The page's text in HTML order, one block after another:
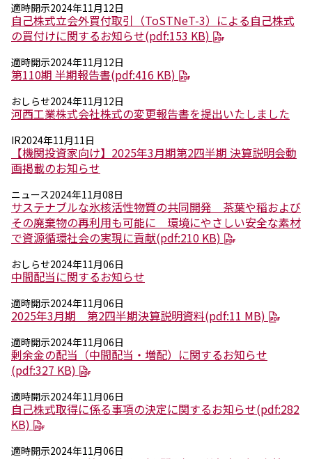
IRライブラリー
個人株主・投資家の皆様へ
株主・株式情報
財務情報
NAGASEグループのサステナビリティ
トップメッセージ
統合報告書
環境
社会
サステナビリティデータ集
社会貢献活動
アスリート支援
外部評価とイニシアチブ
各種対照表
サステナビリティサイトについて
適時開示2024年11月12日
自己株式立会外買付取引（ToSTNeT-3）による自己株式
の買付けに関するお知らせ(pdf:153 KB)
適時開示2024年11月12日
第110期 半期報告書(pdf:416 KB)
おしらせ2024年11月12日
河西工業株式会社株式の変更報告書を提出いたしました
IR2024年11月11日
【機関投資家向け】2025年3月期第2四半期 決算説明会動
画掲載のお知らせ
ニュース2024年11月08日
サステナブルな氷核活性物質の共同開発 茶葉や稲および
その廃棄物の再利用も可能に 環境にやさしい安全な素材
で資源循環社会の実現に貢献(pdf:210 KB)
おしらせ2024年11月06日
中間配当に関するお知らせ
適時開示2024年11月06日
2025年3月期 第2四半期決算説明資料(pdf:11 MB)
適時開示2024年11月06日
剰余金の配当（中間配当・増配）に関するお知らせ
(pdf:327 KB)
適時開示2024年11月06日
自己株式取得に係る事項の決定に関するお知らせ(pdf:282
KB)
適時開示2024年11月06日